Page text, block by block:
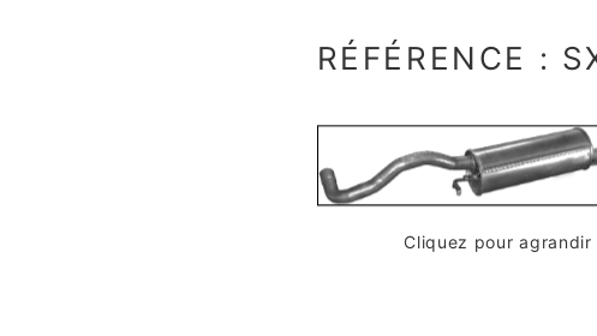
RÉFÉRENCE :
Cliquez pour agrandir